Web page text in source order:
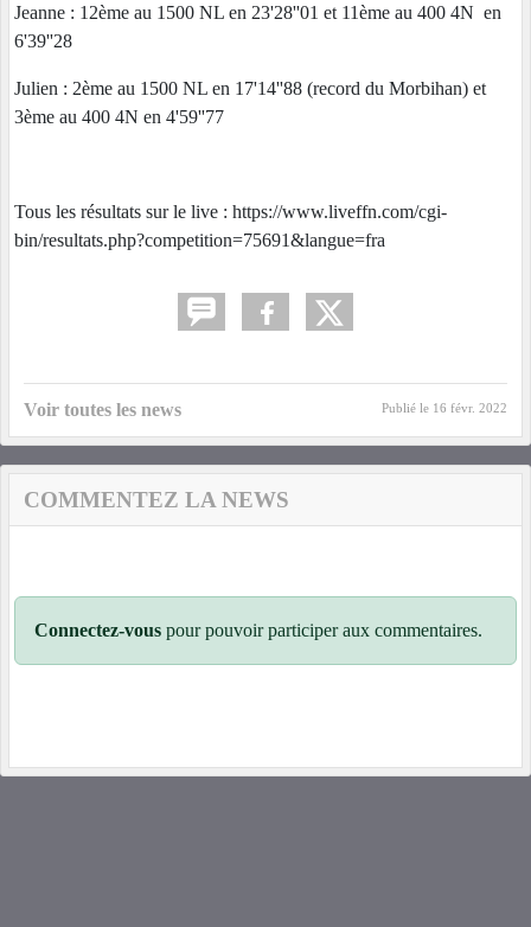
Jeanne : 12ème au 1500 NL en 23'28''01 et 11ème au 400 4N en
6'39''28
Julien : 2ème au 1500 NL en 17'14''88 (record du Morbihan) et
3ème au 400 4N en 4'59''77
Tous les résultats sur le live : https://www.liveffn.com/cgi-
bin/resultats.php?competition=75691&langue=fra
Voir toutes les news Publié le 16 févr. 2022
COMMENTEZ LA NEWS
Connectez-vous pour pouvoir participer aux commentaires.